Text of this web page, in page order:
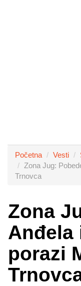
Početna Vesti
Zona Jug:
Trnovca
Zona
Anđela
porazi